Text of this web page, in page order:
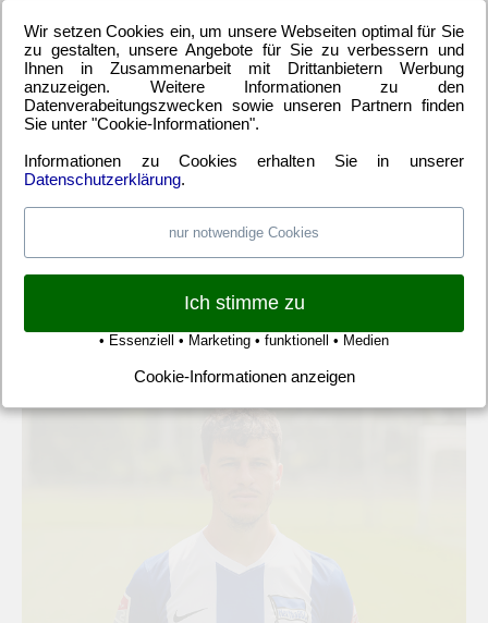
Karlsruher SC – 2:2
14. Februar 2011 –Lupenreiner Hattrick Raffael – Karlsruher
SC – Hertha BSC 2:6
21. September 2010 –Spitzenreiter – Hertha BSC –
23. Mai 2009 –Wundertrantüte – Karlsruher SC – Hertha BSC
Bundesligastart – Hertha BSC –
–
Durch die Verletzung von Pascal Klemens ins Team
gerutscht machte Herthas Diego Demme eine sehr
ansprechende Partie auf der Sechser-Position.
Embed from Getty Images
Wir setzen Cookies ein, um unsere Webseiten optimal für Sie
zu gestalten, unsere Angebote für Sie zu verbessern und
Ihnen in Zusammenarbeit mit Drittanbietern Werbung
anzuzeigen. Weitere Informationen zu den
Datenverabeitungszwecken sowie unseren Partnern finden
Sie unter "Cookie-Informationen".
Informationen zu Cookies erhalten Sie in unserer
Datenschutzerklärung.
nur notwendige Cookies
Ich stimme zu
• Essenziell • Marketing • funktionell • Medien
Cookie-Informationen anzeigen